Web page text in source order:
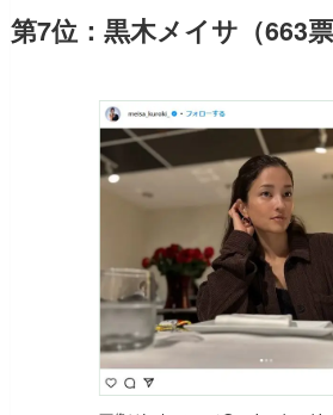
第7位：黒木メイサ（663票